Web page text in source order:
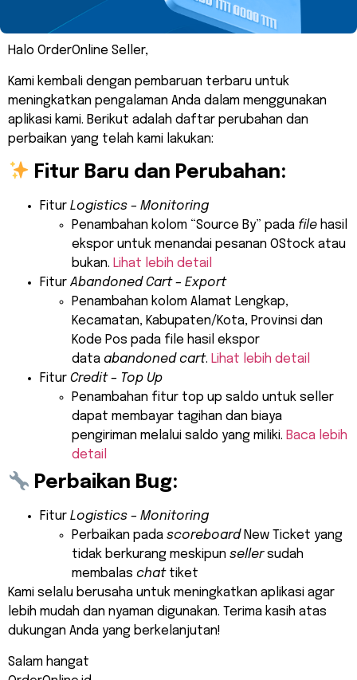
Halo OrderOnline Seller,
Kami kembali dengan pembaruan terbaru untuk
meningkatkan pengalaman Anda dalam menggunakan
aplikasi kami. Berikut adalah daftar perubahan dan
perbaikan yang telah kami lakukan:
Fitur Baru dan Perubahan:
Fitur Logistics – Monitoring
Penambahan kolom “Source By” pada file hasil
ekspor untuk menandai pesanan OStock atau
bukan. Lihat lebih detail
Fitur Abandoned Cart – Export
Penambahan kolom Alamat Lengkap,
Kecamatan, Kabupaten/Kota, Provinsi dan
Kode Pos pada file hasil ekspor
data abandoned cart. Lihat lebih detail
Fitur Credit – Top Up
Penambahan fitur top up saldo untuk seller
dapat membayar tagihan dan biaya
pengiriman melalui saldo yang miliki. Baca lebih
detail
Perbaikan Bug:
Fitur Logistics – Monitoring
Perbaikan pada scoreboardNew Ticket yang
tidak berkurang meskipun sellersudah
membalas chattiket
Kami selalu berusaha untuk meningkatkan aplikasi agar
lebih mudah dan nyaman digunakan. Terima kasih atas
dukungan Anda yang berkelanjutan!
Salam hangat